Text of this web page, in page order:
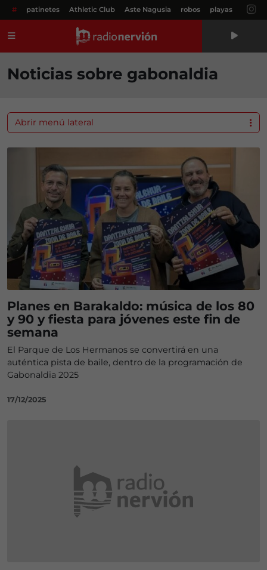
# patinetes Athletic Club Aste Nagusia robos playas
Noticias sobre gabonaldia
Planes en Barakaldo: música de los 80
y 90 y fiesta para jóvenes este fin de
semana
El Parque de Los Hermanos se convertirá en una
auténtica pista de baile, dentro de la programación de
Gabonaldia 2025
17/12/2025
Abrir menú lateral